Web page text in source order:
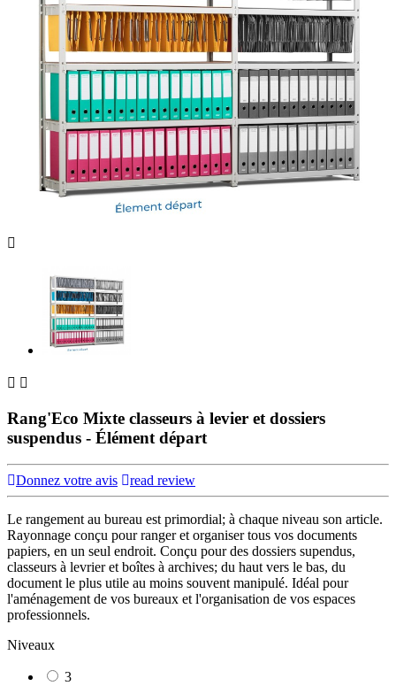

 
Rang'Eco Mixte classeurs à levier et dossiers
suspendus - Élément départ
Donnez votre avis read review
Le rangement au bureau est primordial; à chaque niveau son article.
Rayonnage conçu pour ranger et organiser tous vos documents
papiers, en un seul endroit. Conçu pour des dossiers supendus,
classeurs à levrier et boîtes à archives; du haut vers le bas, du
document le plus utile au moins souvent manipulé. Idéal pour
l'aménagement de vos bureaux et l'organisation de vos espaces
professionnels.
Niveaux
3